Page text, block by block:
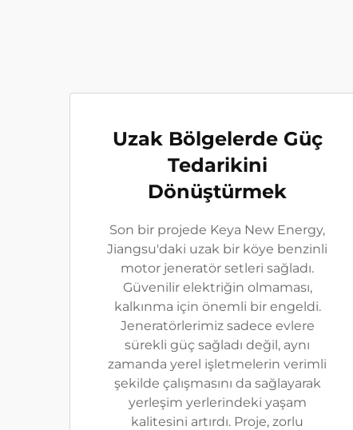
Uzak Bölgelerde Güç
Tedarikini
Dönüştürmek
Son bir projede Keya New Energy,
Jiangsu'daki uzak bir köye benzinli
motor jeneratör setleri sağladı.
Güvenilir elektriğin olmaması,
kalkınma için önemli bir engeldi.
Jeneratörlerimiz sadece evlere
sürekli güç sağladı değil, aynı
zamanda yerel işletmelerin verimli
şekilde çalışmasını da sağlayarak
yerleşim yerlerindeki yaşam
kalitesini artırdı. Proje, zorlu